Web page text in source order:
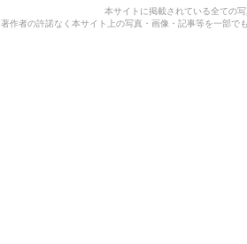
本サイトに掲載されている全ての
著作者の許諾なく本サイト上の写真・画像・記事等を一部で